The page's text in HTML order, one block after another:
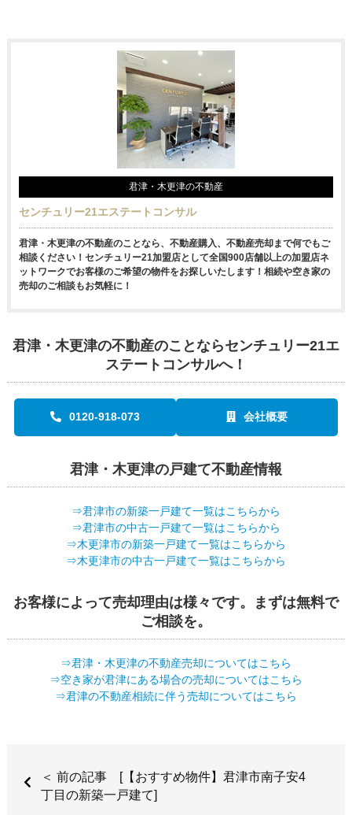
君津・木更津の不動産
センチュリー21エステートコンサル
君津・木更津の不動産のことなら、不動産購入、不動産売却まで何でもご
相談ください！センチュリー21加盟店として全国900店舗以上の加盟店ネ
ットワークでお客様のご希望の物件をお探しいたします！相続や空き家の
売却のご相談もお気軽に！
君津・木更津の不動産のことならセンチュリー21エ
ステートコンサルへ！
0120-918-073 会社概要
君津・木更津の戸建て不動産情報
⇒君津市の新築一戸建て一覧はこちらから
⇒君津市の中古一戸建て一覧はこちらから
⇒木更津市の新築一戸建て一覧はこちらから
⇒木更津市の中古一戸建て一覧はこちらから
お客様によって売却理由は様々です。まずは無料で
ご相談を。
⇒君津・木更津の不動産売却についてはこちら
⇒空き家が君津にある場合の売却についてはこちら
⇒君津の不動産相続に伴う売却についてはこちら
＜ 前の記事 [【おすすめ物件】君津市南子安4
丁目の新築一戸建て]